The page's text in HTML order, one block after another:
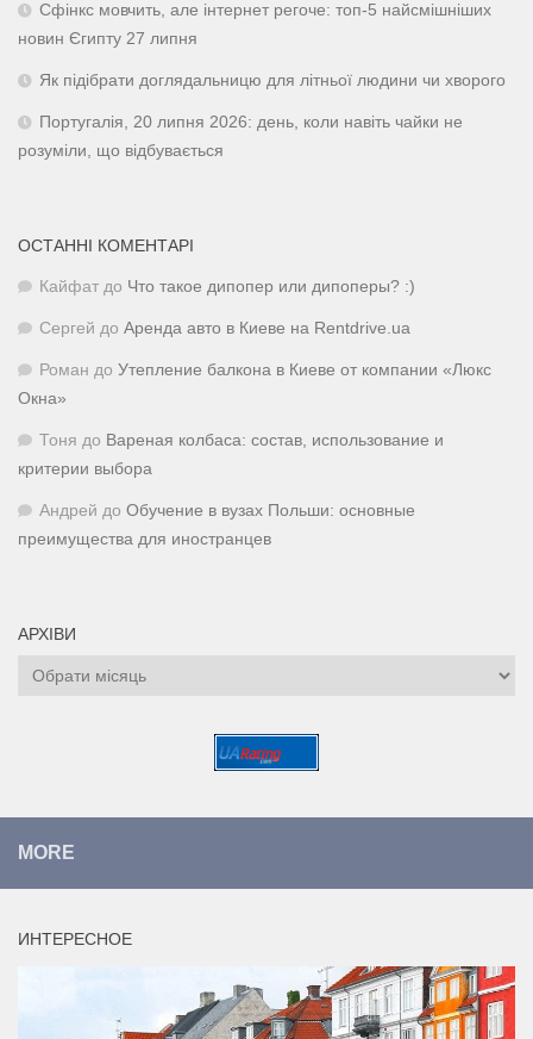
Сфінкс мовчить, але інтернет регоче: топ-5 найсмішніших
новин Єгипту 27 липня
Як підібрати доглядальницю для літньої людини чи хворого
Португалія, 20 липня 2026: день, коли навіть чайки не
розуміли, що відбувається
ОСТАННІ КОМЕНТАРІ
Кайфат до Что такое дипопер или дипоперы? :)
Сергей до Аренда авто в Киеве на Rentdrive.ua
Роман до Утепление балкона в Киеве от компании «Люкс
Окна»
Тоня до Вареная колбаса: состав, использование и
критерии выбора
Андрей до Обучение в вузах Польши: основные
преимущества для иностранцев
АРХІВИ
Архіви
MORE
ИНТЕРЕСНОЕ